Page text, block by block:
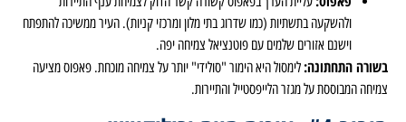
ולהשקעה בתשתיות (כמו שדרוג בתי מלון ומרכזי קניות). העיר ממשיכה להתפתח
וישנם אזורים שלמים עם פוטנציאל צמיחה יפה.
בשורה התחתונה:לימסול היא הימור "סולידי" יותר על צמיחה מוכחת. פאפוס מציעה
צמיחה המבוססת על מגזר הלייפסטייל והתיירות.